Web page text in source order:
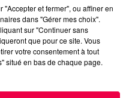
et fermer", ou affiner en
dans "Gérer mes choix".
sur "Continuer sans
que pour ce site. Vous
votre consentement à tout
situé en bas de chaque page.